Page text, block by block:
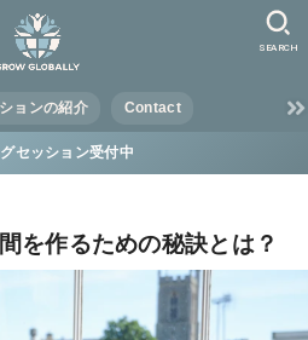
ョンの紹介 Contact
SEARCH
セッション受付中
を作るための秘訣とは？